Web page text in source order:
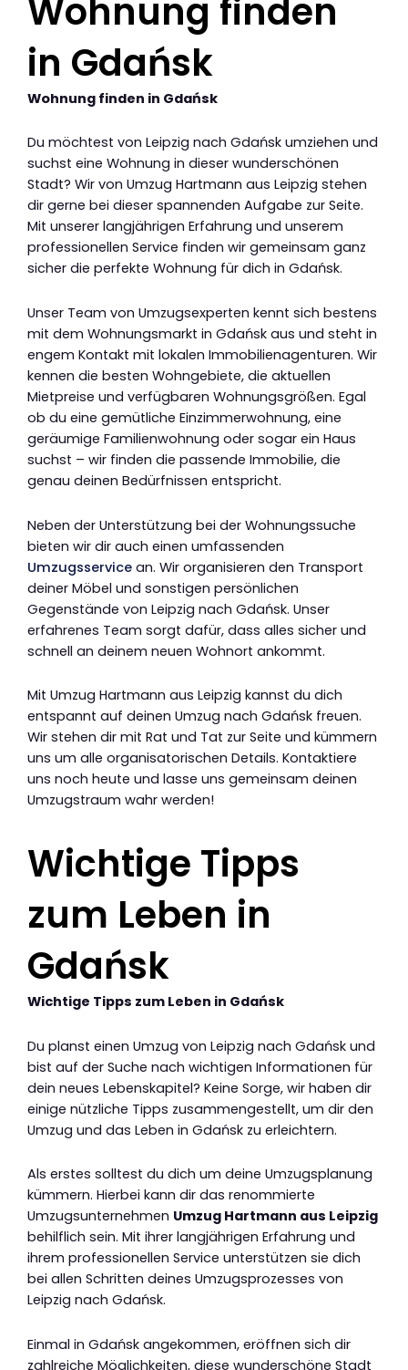
Wohnung finden
in Gdańsk
Wohnung finden in Gdańsk
Du möchtest von Leipzig nach Gdańsk umziehen und
suchst eine Wohnung in dieser wunderschönen
Stadt? Wir von Umzug Hartmann aus Leipzig stehen
dir gerne bei dieser spannenden Aufgabe zur Seite.
Mit unserer langjährigen Erfahrung und unserem
professionellen Service finden wir gemeinsam ganz
sicher die perfekte Wohnung für dich in Gdańsk.
Unser Team von Umzugsexperten kennt sich bestens
mit dem Wohnungsmarkt in Gdańsk aus und steht in
engem Kontakt mit lokalen Immobilienagenturen. Wir
kennen die besten Wohngebiete, die aktuellen
Mietpreise und verfügbaren Wohnungsgrößen. Egal
ob du eine gemütliche Einzimmerwohnung, eine
geräumige Familienwohnung oder sogar ein Haus
suchst – wir finden die passende Immobilie, die
genau deinen Bedürfnissen entspricht.
Neben der Unterstützung bei der Wohnungssuche
bieten wir dir auch einen umfassenden
Umzugsservice an. Wir organisieren den Transport
deiner Möbel und sonstigen persönlichen
Gegenstände von Leipzig nach Gdańsk. Unser
erfahrenes Team sorgt dafür, dass alles sicher und
schnell an deinem neuen Wohnort ankommt.
Mit Umzug Hartmann aus Leipzig kannst du dich
entspannt auf deinen Umzug nach Gdańsk freuen.
Wir stehen dir mit Rat und Tat zur Seite und kümmern
uns um alle organisatorischen Details. Kontaktiere
uns noch heute und lasse uns gemeinsam deinen
Umzugstraum wahr werden!
Wichtige Tipps
zum Leben in
Gdańsk
Wichtige Tipps zum Leben in Gdańsk
Du planst einen Umzug von Leipzig nach Gdańsk und
bist auf der Suche nach wichtigen Informationen für
dein neues Lebenskapitel? Keine Sorge, wir haben dir
einige nützliche Tipps zusammengestellt, um dir den
Umzug und das Leben in Gdańsk zu erleichtern.
Als erstes solltest du dich um deine Umzugsplanung
kümmern. Hierbei kann dir das renommierte
Umzugsunternehmen Umzug Hartmann aus Leipzig
behilflich sein. Mit ihrer langjährigen Erfahrung und
ihrem professionellen Service unterstützen sie dich
bei allen Schritten deines Umzugsprozesses von
Leipzig nach Gdańsk.
Einmal in Gdańsk angekommen, eröffnen sich dir
zahlreiche Möglichkeiten, diese wunderschöne Stadt